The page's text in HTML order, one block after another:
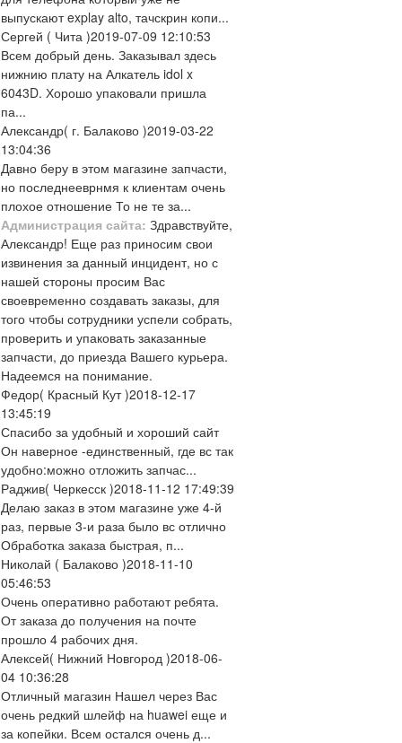
выпускают explay alto, тачскрин копи...
Сергей ( Чита )2019-07-09 12:10:53
Всем добрый день. Заказывал здесь
нижнию плату на Алкатель idol x
6043D. Хорошо упаковали пришла
па...
Александр( г. Балаково )2019-03-22
13:04:36
Давно беру в этом магазине запчасти,
но последнееврнмя к клиентам очень
плохое отношение То не те за...
Администрация сайта: Здравствуйте,
Александр! Еще раз приносим свои
извинения за данный инцидент, но с
нашей стороны просим Вас
своевременно создавать заказы, для
того чтобы сотрудники успели собрать,
проверить и упаковать заказанные
запчасти, до приезда Вашего курьера.
Надеемся на понимание.
Федор( Красный Кут )2018-12-17
13:45:19
Спасибо за удобный и хороший сайт
Он наверное -единственный, где вс так
удобно:можно отложить запчас...
Раджив( Черкесск )2018-11-12 17:49:39
Делаю заказ в этом магазине уже 4-й
раз, первые 3-и раза было вс отлично
Обработка заказа быстрая, п...
Николай ( Балаково )2018-11-10
05:46:53
Очень оперативно работают ребята.
От заказа до получения на почте
прошло 4 рабочих дня.
Алексей( Нижний Новгород )2018-06-
04 10:36:28
Отличный магазин Нашел через Вас
очень редкий шлейф на huawei еще и
за копейки. Всем остался очень д...